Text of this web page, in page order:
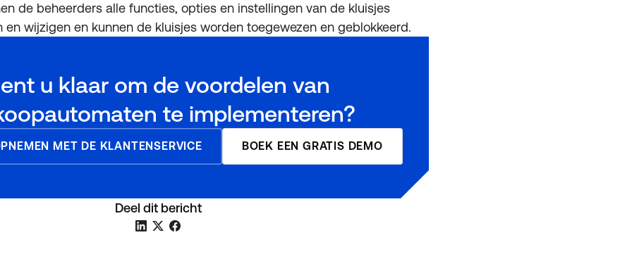
de beheerders alle functies, opties en instellingen van de kluisjes
en wijzigen en kunnen de kluisjes worden toegewezen en geblokkeerd.
u klaar om de voordelen van
te implementeren?
MET DE KLANTENSERVICE BOEK EEN GRATIS DEMO
Deel dit bericht